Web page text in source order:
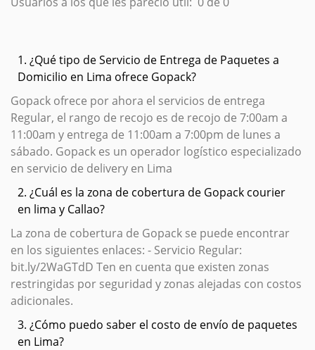
1. ¿Qué tipo de Servicio de Entrega de Paquetes a
Domicilio en Lima ofrece Gopack?
Gopack ofrece por ahora el servicios de entrega
Regular, el rango de recojo es de recojo de 7:00am a
11:00am y entrega de 11:00am a 7:00pm de lunes a
sábado. Gopack es un operador logístico especializado
en servicio de delivery en Lima
2. ¿Cuál es la zona de cobertura de Gopack courier
en lima y Callao?
La zona de cobertura de Gopack se puede encontrar
en los siguientes enlaces: - Servicio Regular:
bit.ly/2WaGTdD Ten en cuenta que existen zonas
restringidas por seguridad y zonas alejadas con costos
adicionales.
3. ¿Cómo puedo saber el costo de envío de paquetes
en Lima?